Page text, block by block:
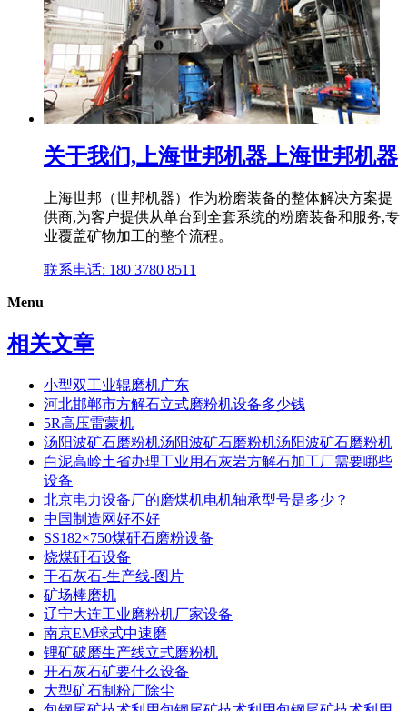
关于我们,上海世邦机器上海世邦机器
上海世邦（世邦机器）作为粉磨装备的整体解决方案提
供商,为客户提供从单台到全套系统的粉磨装备和服务,专
业覆盖矿物加工的整个流程。
联系电话: 180 3780 8511
Menu
相关文章
小型双工业辊磨机广东
河北邯郸市方解石立式磨粉机设备多少钱
5R高压雷蒙机
汤阳波矿石磨粉机汤阳波矿石磨粉机汤阳波矿石磨粉机
白泥高岭土省办理工业用石灰岩方解石加工厂需要哪些
设备
北京电力设备厂的磨煤机电机轴承型号是多少？
中国制造网好不好
SS182×750煤矸石磨粉设备
烧煤矸石设备
干石灰石-生产线-图片
矿场棒磨机
辽宁大连工业磨粉机厂家设备
南京EM球式中速磨
锂矿破磨生产线立式磨粉机
开石灰石矿要什么设备
大型矿石制粉厂除尘